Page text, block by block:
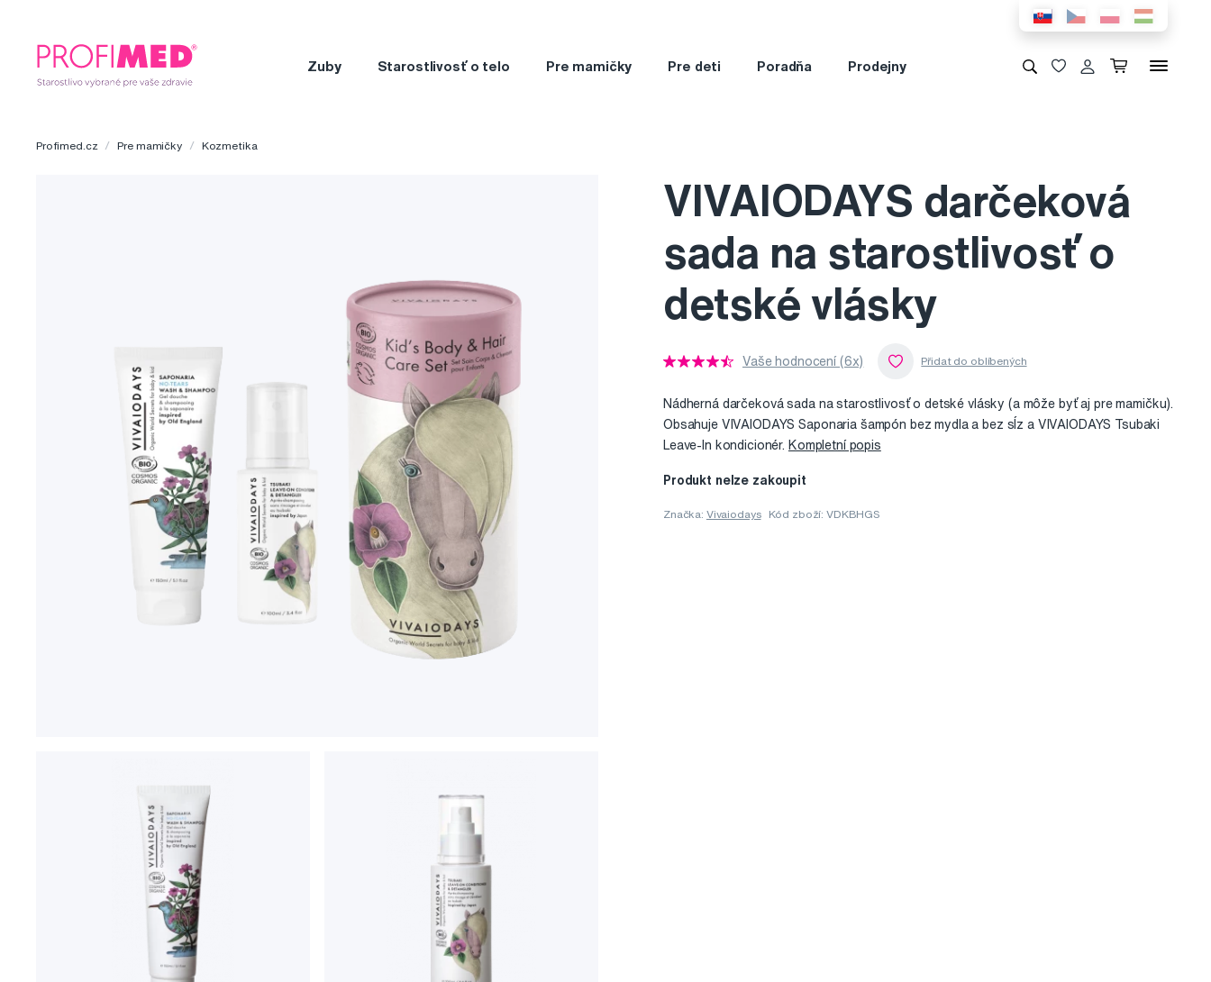
Zuby Starostlivosť o telo Pre mamičky Pre deti Poradňa Prodejny
Profimed.cz Pre mamičky Kozmetika
VIVAIODAYS darčeková
sada na starostlivosť o
detské vlásky
Vaše hodnocení (6x)
Nádherná darčeková sada na starostlivosť o detské vlásky (a môže byť aj pre mamičku).
Obsahuje VIVAIODAYS Saponaria šampón bez mydla a bez sĺz a VIVAIODAYS Tsubaki
Leave-In kondicionér. Kompletní popis
Produkt nelze zakoupit
Značka: Vivaiodays Kód zboží: VDKBHGS